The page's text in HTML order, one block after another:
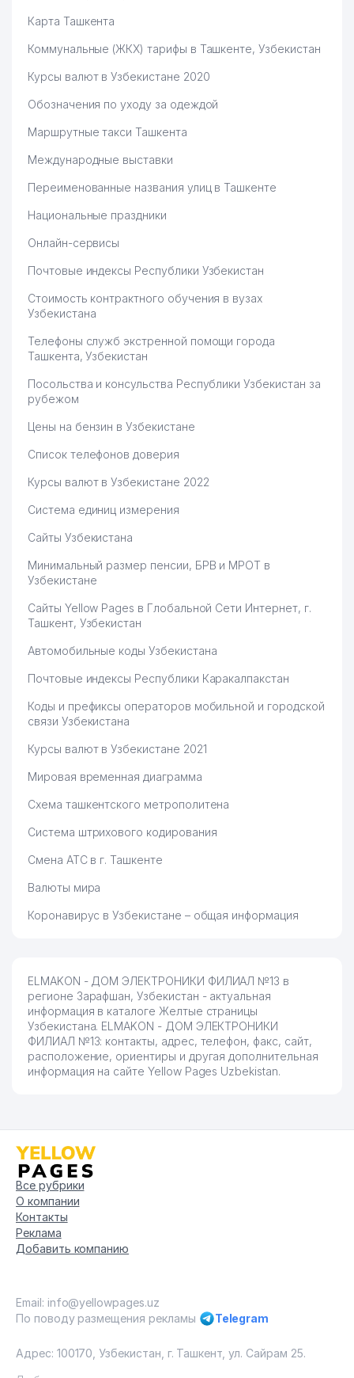
Карта Ташкента
Коммунальные (ЖКХ) тарифы в Ташкенте, Узбекистан
Курсы валют в Узбекистане 2020
Обозначения по уходу за одеждой
Маршрутные такси Ташкента
Международные выставки
Переименованные названия улиц в Ташкенте
Национальные праздники
Онлайн-сервисы
Почтовые индексы Республики Узбекистан
Стоимость контрактного обучения в вузах
Узбекистана
Телефоны служб экстренной помощи города
Ташкента, Узбекистан
Посольства и консульства Республики Узбекистан за
рубежом
Цены на бензин в Узбекистане
Список телефонов доверия
Курсы валют в Узбекистане 2022
Система единиц измерения
Сайты Узбекистана
Минимальный размер пенсии, БРВ и МРОТ в
Узбекистане
Сайты Yellow Pages в Глобальной Сети Интернет, г.
Ташкент, Узбекистан
Автомобильные коды Узбекистана
Почтовые индексы Республики Каракалпакстан
Коды и префиксы операторов мобильной и городской
связи Узбекистана
Курсы валют в Узбекистане 2021
Мировая временная диаграмма
Схема ташкентского метрополитена
Система штрихового кодирования
Смена АТС в г. Ташкенте
Валюты мира
Коронавирус в Узбекистане – общая информация
ELMAKON - ДОМ ЭЛЕКТРОНИКИ ФИЛИАЛ №13 в
регионе Зарафшан, Узбекистан - актуальная
информация в каталоге Желтые страницы
Узбекистана. ELMAKON - ДОМ ЭЛЕКТРОНИКИ
ФИЛИАЛ №13: контакты, адрес, телефон, факс, сайт,
расположение, ориентиры и другая дополнительная
информация на сайте Yellow Pages Uzbekistan.
Все рубрики
О компании
Контакты
Реклама
Добавить компанию
Email: info@yellowpages.uz
По поводу размещения рекламы
Telegram
Адрес: 100170, Узбекистан, г. Ташкент, ул. Сайрам 25.